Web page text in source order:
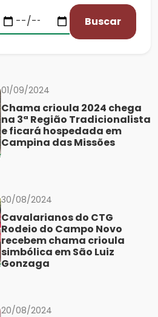
Buscar
01/09/2024
Chama crioula 2024 chega
na 3ª Região Tradicionalista
e ficará hospedada em
Campina das Missões
30/08/2024
Cavalarianos do CTG
Rodeio do Campo Novo
recebem chama crioula
simbólica em São Luiz
Gonzaga
20/08/2024